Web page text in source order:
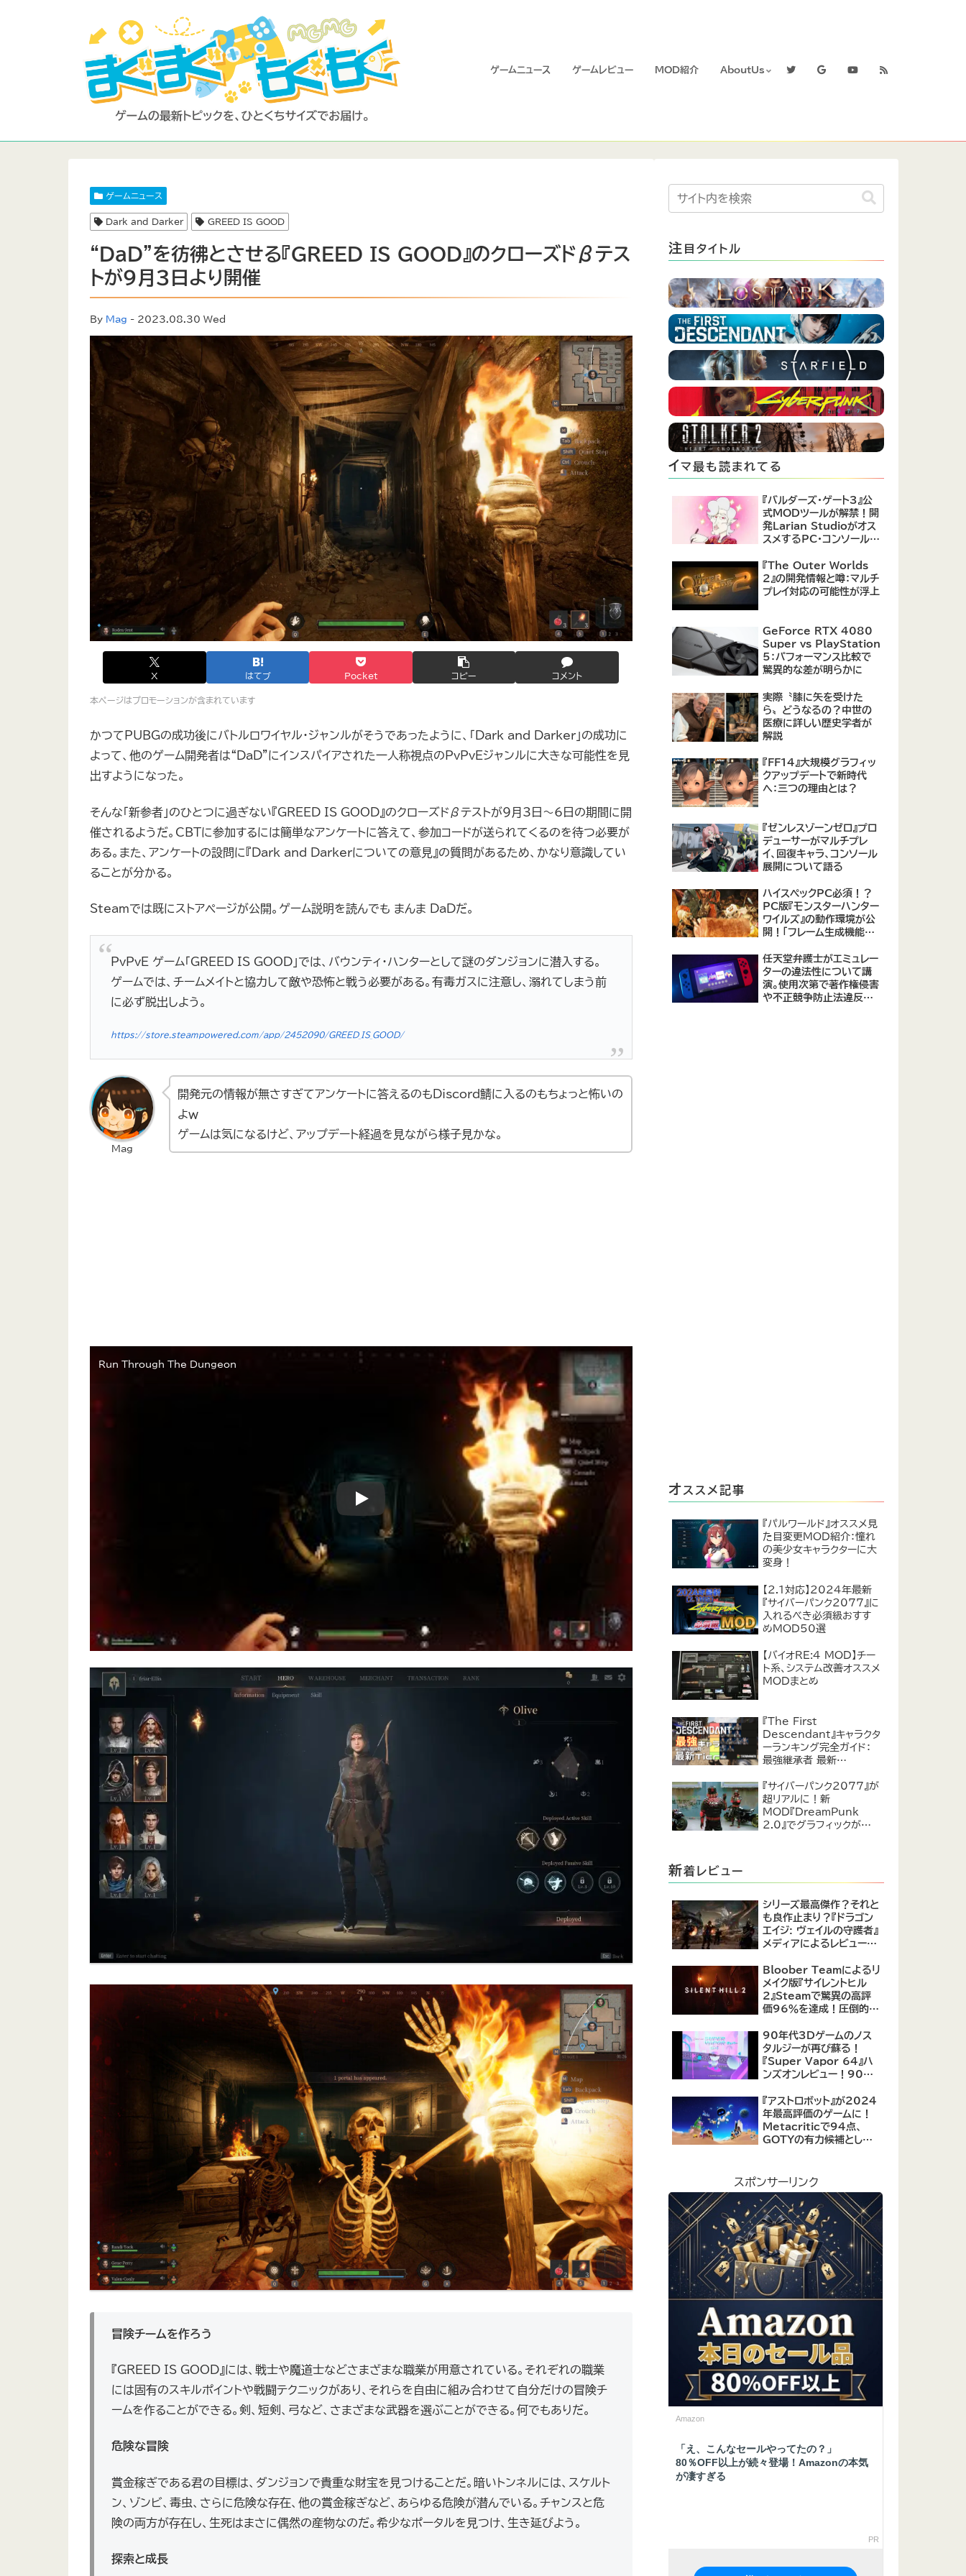
ゲームニュース ゲームレビュー MOD紹介 AboutUs
ゲームニュース
Dark and Darker GREED IS GOOD
“DaD”を彷彿とさせる『GREED IS GOOD』のクローズドβテス
トが9月3日より開催
By Mag - 2023.08.30 Wed
X はてブ Pocket コピー コメント
本ページはプロモーションが含まれています
かつてPUBGの成功後にバトルロワイヤル・ジャンルがそうであったように、「Dark and Darker」の成功に
よって、他のゲーム開発者は“DaD”にインスパイアされた一人称視点のPvPvEジャンルに大きな可能性を見
出すようになった。
そんな「新参者」のひとつに過ぎない『GREED IS GOOD』のクローズドβテストが9月3日～6日の期間に開
催されるようだ。CBTに参加するには簡単なアンケートに答えて、参加コードが送られてくるのを待つ必要が
ある。また、アンケートの設問に『Dark and Darkerについての意見』の質問があるため、かなり意識してい
ることが分かる。
Steamでは既にストアページが公開。ゲーム説明を読んでも まんま DaDだ。
PvPvE ゲーム「GREED IS GOOD」では、バウンティ・ハンターとして謎のダンジョンに潜入する。
ゲームでは、チームメイトと協力して敵や恐怖と戦う必要がある。有毒ガスに注意し、溺れてしまう前
に必ず脱出しよう。
https://store.steampowered.com/app/2452090/GREED_IS_GOOD/
Mag
開発元の情報が無さすぎてアンケートに答えるのもDiscord鯖に入るのもちょっと怖いの
よｗ
ゲームは気になるけど、アップデート経過を見ながら様子見かな。
Run Through The Dungeon
冒険チームを作ろう
『GREED IS GOOD』には、戦士や魔道士などさまざまな職業が用意されている。それぞれの職業
には固有のスキルポイントや戦闘テクニックがあり、それらを自由に組み合わせて自分だけの冒険チ
ームを作ることができる。剣、短剣、弓など、さまざまな武器を選ぶことができる。何でもありだ。
危険な冒険
賞金稼ぎである君の目標は、ダンジョンで貴重な財宝を見つけることだ。暗いトンネルには、スケルト
ン、ゾンビ、毒虫、さらに危険な存在、他の賞金稼ぎなど、あらゆる危険が潜んでいる。チャンスと危
険の両方が存在し、生死はまさに偶然の産物なのだ。希少なポータルを見つけ、生き延びよう。
探索と成長
注 目タイトル
イマ最も読まれてる
『バルダーズ・ゲート3』公
式MODツールが解禁！開
発Larian Studioがオス
スメするPC・コンソール向
『The Outer Worlds
2』の開発情報と噂：マルチ
プレイ対応の可能性が浮上
GeForce RTX 4080
Super vs PlayStation
5：パフォーマンス比較で
驚異的な差が明らかに
実際〝膝に矢を受けた
ら〟どうなるの？中世の
医療に詳しい歴史学者が
解説
『FF14』大規模グラフィッ
クアップデートで新時代
へ：三つの理由とは？
『ゼンレスゾーンゼロ』プロ
デューサーがマルチプレ
イ、回復キャラ、コンソール
展開について語る
ハイスペックPC必須！？
PC版『モンスターハンター
ワイルズ』の動作環境が公
開！「フレーム生成機能を
のは無理がある」との声も
任天堂弁護士がエミュレー
ターの違法性について講
演。使用次第で著作権侵害
や不正競争防止法違反に
オ ススメ記事
『パルワールド』オススメ見
た目変更MOD紹介：憧れ
の美少女キャラクターに大
変身！
【2.1対応】2024年最新
『サイバーパンク2077』に
入れるべき必須級おすす
めMOD50選
【バイオRE:4 MOD】チー
ト系、システム改善オススメ
MODまとめ
『The First
Descendant』キャラクタ
ーランキング完全ガイド：
最強継承者 最新
『サイバーパンク2077』が
超リアルに！新
MOD『DreamPunk
2.0』でグラフィックが恐ろ
新着レビュー
シリーズ最高傑作？それと
も良作止まり？『ドラゴン
エイジ: ヴェイルの守護者』
メディアによるレビューが
ラクター育成システムは好
評、戦闘システムは賛否あ
り
Bloober Teamによるリ
メイク版『サイレントヒル
2』Steamで驚異の高評
価96％を達成！圧倒的な
の復活
90年代3Dゲームのノス
タルジーが再び蘇る！
『Super Vapor 64』ハ
ンズオンレビュー！90年
再現したノスタルジックア
クション
『アストロボット』が2024
年最高評価のゲームに！
Metacriticで94点、
GOTYの有力候補として
スポンサーリンク